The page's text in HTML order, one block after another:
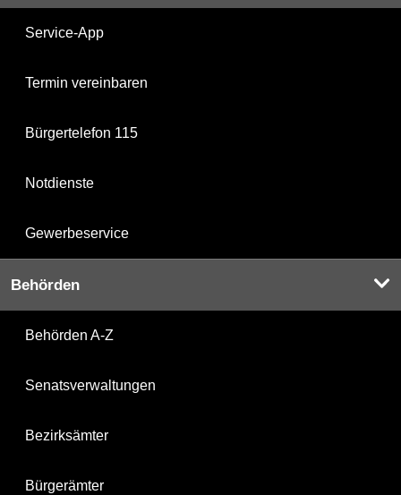
Service-App
Termin vereinbaren
Bürgertelefon 115
Notdienste
Gewerbeservice
Behörden
Behörden A-Z
Senatsverwaltungen
Bezirksämter
Bürgerämter